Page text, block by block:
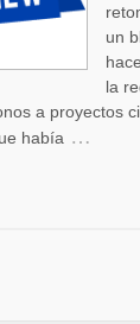
un
la
a proyectos
había …